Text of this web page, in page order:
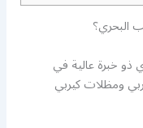
البحري؟
ذو خبرة عالية في
ومظلات كيربي